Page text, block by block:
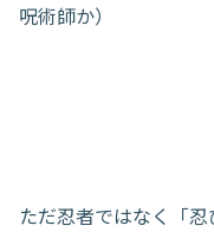
呪術師か）
ただ忍者ではなく「忍